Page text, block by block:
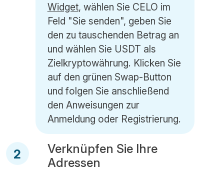
Widget, wählen Sie CELO im
Feld "Sie senden", geben Sie
den zu tauschenden Betrag an
und wählen Sie USDT als
Zielkryptowährung. Klicken Sie
auf den grünen Swap-Button
und folgen Sie anschließend
den Anweisungen zur
Anmeldung oder Registrierung.
2
Verknüpfen Sie Ihre
Adressen